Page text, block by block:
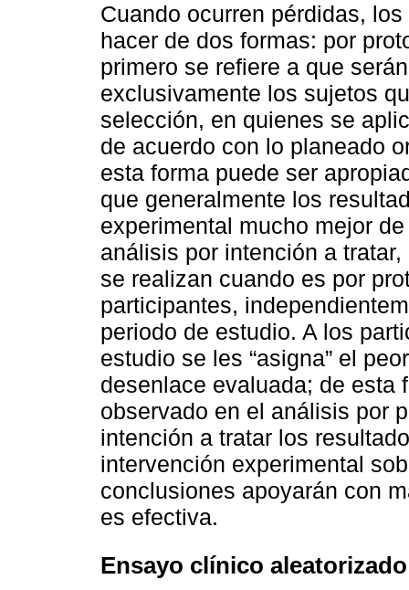
Cuando ocurren pérdidas,
hacer de dos formas: por
primero se refiere a que
exclusivamente los sujetos
selección, en quienes se
de acuerdo con lo planeado
esta forma puede ser
que generalmente los
experimental mucho mejor
análisis por intención a
se realizan cuando es por
participantes,
periodo de estudio. A los
estudio se les “asigna” el
desenlace evaluada; de esta
observado en el análisis por
intención a tratar los
intervención experimental
conclusiones apoyarán con
es efectiva.
Ensayo clínico